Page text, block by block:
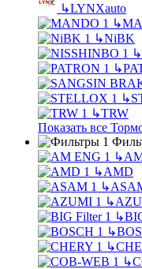
↳LYNXauto
↳
↳NiBK
↳
↳
↳
↳TRW
Показать все
↳
↳AMD
↳
↳
↳
↳
↳
↳